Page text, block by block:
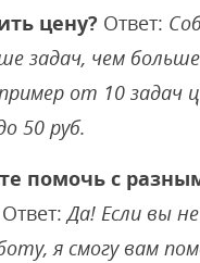
цену? Ответ:
задач, чем
от 10 задач
50 руб.
помочь с
Ответ:Да! Если вы
я смогу вам